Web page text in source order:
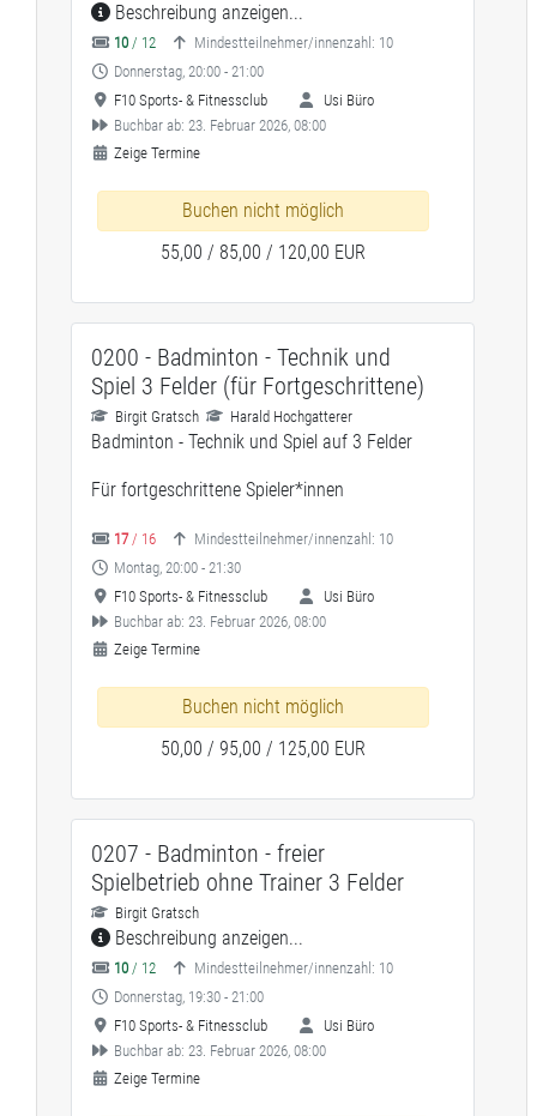
Beschreibung anzeigen...
10 / 12
Mindestteilnehmer/innenzahl: 10
Donnerstag, 20:00 - 21:00
F10 Sports- & Fitnessclub
Usi Büro
Buchbar ab: 23. Februar 2026, 08:00
Zeige Termine
Buchen nicht möglich
55,00 / 85,00 / 120,00 EUR
0200 - Badminton - Technik und
Spiel 3 Felder (für Fortgeschrittene)
Birgit Gratsch Harald Hochgatterer
Badminton - Technik und Spiel auf 3 Felder
Für fortgeschrittene Spieler*innen
17/ 16
Mindestteilnehmer/innenzahl: 10
Montag, 20:00 - 21:30
F10 Sports- & Fitnessclub
Usi Büro
Buchbar ab: 23. Februar 2026, 08:00
Zeige Termine
Buchen nicht möglich
50,00 / 95,00 / 125,00 EUR
0207 - Badminton - freier
Spielbetrieb ohne Trainer 3 Felder
Birgit Gratsch
Beschreibung anzeigen...
10 / 12
Mindestteilnehmer/innenzahl: 10
Donnerstag, 19:30 - 21:00
F10 Sports- & Fitnessclub
Usi Büro
Buchbar ab: 23. Februar 2026, 08:00
Zeige Termine